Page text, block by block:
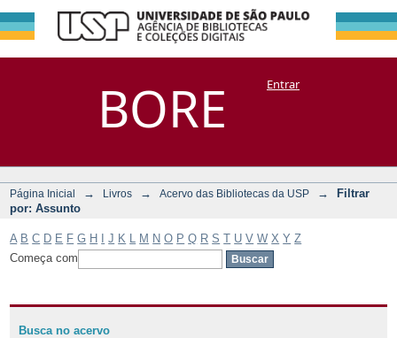
BORE
Filtrar por:
Assunto
DSpace/Manakin + CoriscoEntrar
Página Inicial → Livros → Acervo das Bibliotecas da USP →
Filtrar
por: Assunto
A B C D E F G H J K M N O P Q R S T U V W X Y Z
Começa com
Busca no acervo